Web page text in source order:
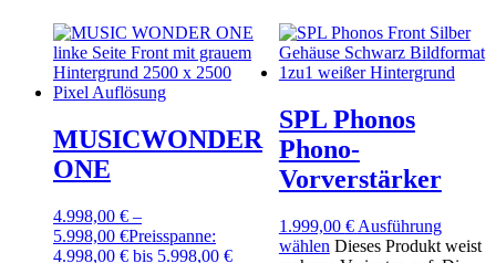
MUSICWONDER
ONE
4.998,00 € –
5.998,00 €Preisspanne:
4.998,00 € bis 5.998,00 €
SPL Phonos
Phono-
Vorverstärker
1.999,00 € Ausführung
wählen Dieses Produkt weist